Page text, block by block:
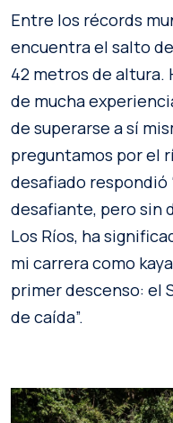
Entre los récords
encuentra el salto de
42 metros de altura.
de mucha
de superarse a sí
preguntamos por el
desafiado respondió
desafiante, pero sin
Los Ríos, ha
mi carrera como
primer descenso: el
de caída”.